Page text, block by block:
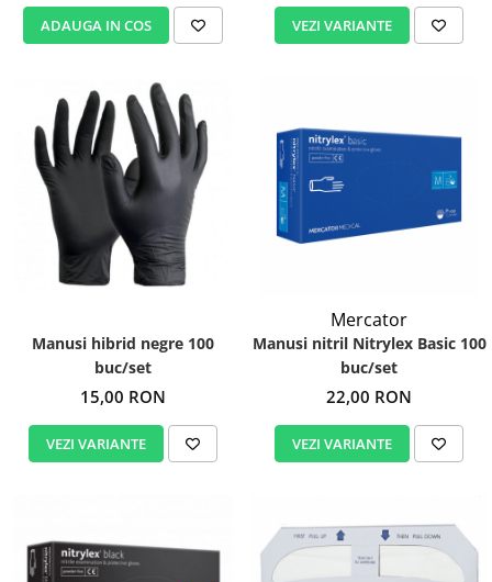
ADAUGA IN COS VEZI VARIANTE
Manusi hibrid negre 100
buc/set
15,00 RON
VEZI VARIANTE
Mercator
Manusi nitril Nitrylex Basic 100
buc/set
22,00 RON
VEZI VARIANTE